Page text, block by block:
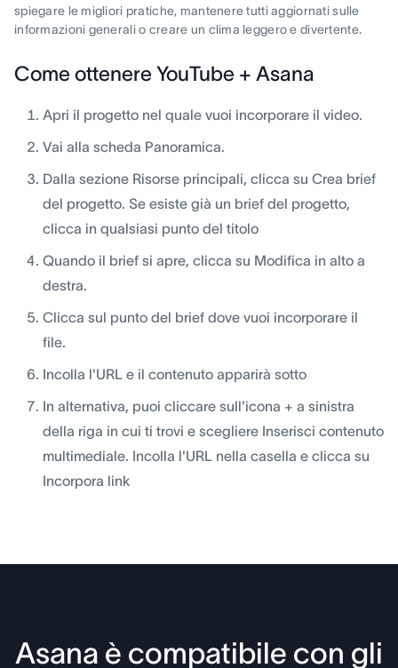
spiegare le migliori pratiche, mantenere tutti aggiornati sulle
informazioni generali o creare un clima leggero e divertente.
Come ottenere YouTube + Asana
Apri il progetto nel quale vuoi incorporare il video.
Vai alla scheda Panoramica.
Dalla sezione Risorse principali, clicca su Crea brief
del progetto. Se esiste già un brief del progetto,
clicca in qualsiasi punto del titolo
Quando il brief si apre, clicca su Modifica in alto a
destra.
Clicca sul punto del brief dove vuoi incorporare il
file.
Incolla l'URL e il contenuto apparirà sotto
In alternativa, puoi cliccare sull'icona + a sinistra
della riga in cui ti trovi e scegliere Inserisci contenuto
multimediale. Incolla l'URL nella casella e clicca su
Incorpora link
Asana è compatibile con gli